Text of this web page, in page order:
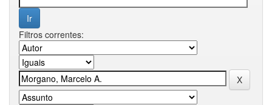
Filtros correntes: